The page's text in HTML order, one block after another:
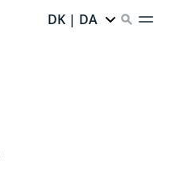
DK | DA